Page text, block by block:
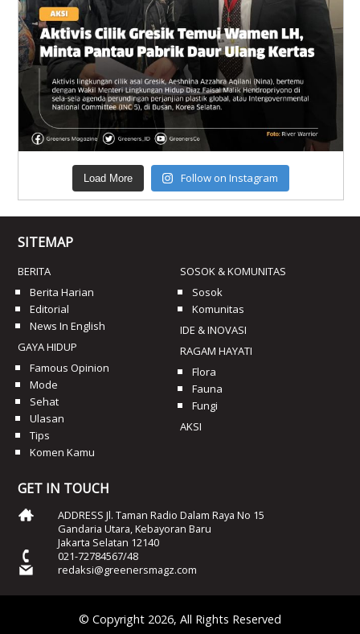
Load More Follow on Instagram
SITEMAP
BERITA
Berita Harian
Editorial
News In English
GAYA HIDUP
Famous Opinion
Mode
Sehat
Ulasan
Tips
Komen Kamu
SOSOK & KOMUNITAS
Sosok
Komunitas
IDE & INOVASI
RAGAM HAYATI
Flora
Fauna
Fungi
AKSI
GET IN TOUCH
ADDRESS Jl. Taman Radio Dalam Raya No 15
Gandaria Utara, Kebayoran Baru
Jakarta Selatan 12140
021-72784567/48
redaksi@greenersmagz.com
© Copyright 2026, All Rights Reserved